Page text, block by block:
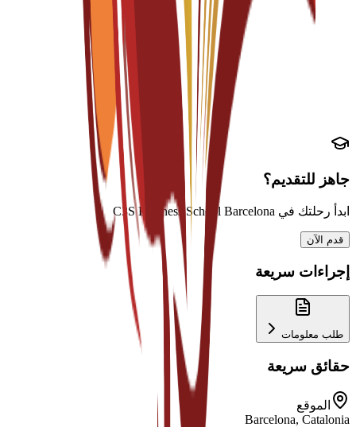
DELE/SIELE للبرامج الإسبانية
شهادة إتقان اللغة الإنجليزية
جاهز للتقديم؟
ابدأ رحلتك في C3S Business School Barcelona
قدم الآن
إجراءات سريعة
طلب معلومات
حقائق سريعة
الموقع
Barcelona, Catalonia